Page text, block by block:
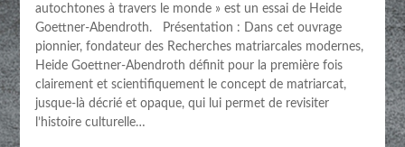
autochtones à travers le monde » est un essai de Heide
Goettner-Abendroth. Présentation : Dans cet ouvrage
pionnier, fondateur des Recherches matriarcales modernes,
Heide Goettner-Abendroth définit pour la première fois
clairement et scientifiquement le concept de matriarcat,
jusque-là décrié et opaque, qui lui permet de revisiter
l’histoire culturelle…